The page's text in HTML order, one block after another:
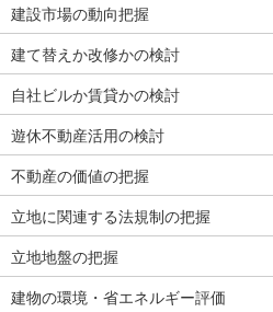
建設市場の動向把握
建て替えか改修かの検討
自社ビルか賃貸かの検討
遊休不動産活用の検討
不動産の価値の把握
立地に関連する法規制の把握
立地地盤の把握
建物の環境・省エネルギー評価